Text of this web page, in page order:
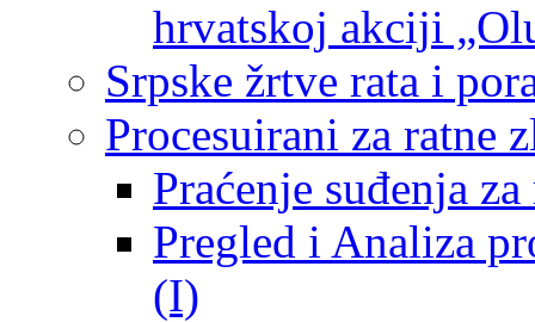
hrvatskoj akciji
Srpske žrtve rata i
Procesuirani za ratne
Praćenje suđenja
Pregled i Analiza
(I)